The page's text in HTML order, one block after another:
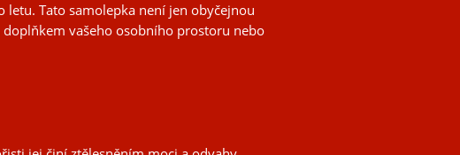
Tato samolepka není jen obyčejnou
vašeho osobního prostoru nebo